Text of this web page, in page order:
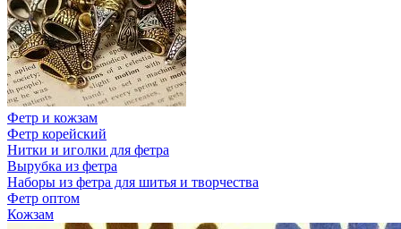
Фетр и кожзам
Фетр корейский
Нитки и иголки для фетра
Вырубка из фетра
Наборы из фетра для шитья и творчества
Фетр оптом
Кожзам